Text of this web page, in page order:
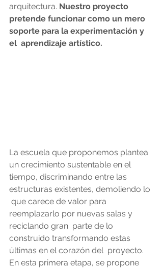
arquitectura. Nuestro proyecto
pretende funcionar como un mero
soporte para la experimentación y
el  aprendizaje artístico.
La escuela que proponemos plantea
un crecimiento sustentable en el
tiempo, discriminando entre las
estructuras existentes, demoliendo lo
que carece de valor para
reemplazarlo por nuevas salas y
reciclando gran  parte de lo
construido transformando estas
últimas en el corazón del  proyecto.
En esta primera etapa, se propone